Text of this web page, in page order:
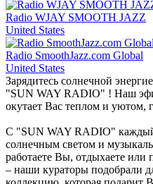
Radio WJAY SMOOTH JAZZ
United States
Radio SmoothJazz.com Global
United States
Зарядитесь солнечной
"SUN WAY RADIO" ! Наш
окутает Вас теплом и уютом,
С "SUN WAY RADIO"
солнечным светом и
работаете Вы, отдыхаете или
– наши кураторы подобрали